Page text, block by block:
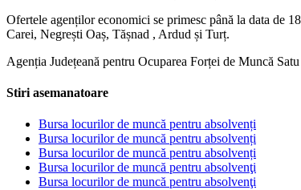
Ofertele agenților economici se primesc până la data de
Carei, Negrești Oaș, Tășnad , Ardud și Turț.
Agenția Județeană pentru Ocuparea Forței de Muncă
Stiri asemanatoare
Bursa locurilor de muncă pentru absolvenți
Bursa locurilor de muncă pentru absolvenți
Bursa locurilor de muncă pentru absolvenți
Bursa locurilor de muncă pentru absolvenţi
Bursa locurilor de muncă pentru absolvenţi